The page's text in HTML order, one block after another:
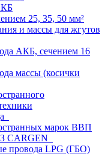
25, 35, 50 мм²
и массы для жгутов
АКБ, сечением 16
массы (косички
марок ВВП
CARGEN
провода LPG (ГБО)